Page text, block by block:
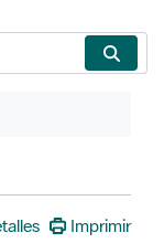
Imprimir